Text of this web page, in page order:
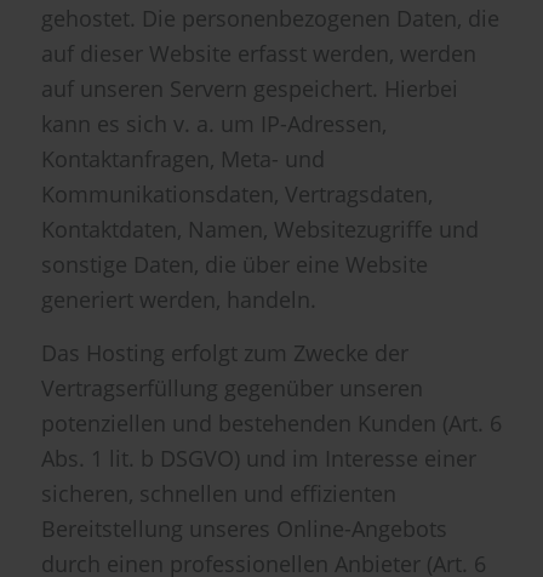
gehostet. Die personenbezogenen Daten, die
auf dieser Website erfasst werden, werden
auf unseren Servern gespeichert. Hierbei
kann es sich v. a. um IP-Adressen,
Kontaktanfragen, Meta- und
Kommunikationsdaten, Vertragsdaten,
Kontaktdaten, Namen, Websitezugriffe und
sonstige Daten, die über eine Website
generiert werden, handeln.
Das Hosting erfolgt zum Zwecke der
Vertragserfüllung gegenüber unseren
potenziellen und bestehenden Kunden (Art. 6
Abs. 1 lit. b DSGVO) und im Interesse einer
sicheren, schnellen und effizienten
Bereitstellung unseres Online-Angebots
durch einen professionellen Anbieter (Art. 6